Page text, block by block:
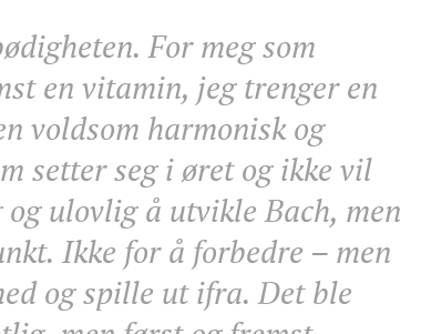
For meg som
en vitamin, jeg trenger en
voldsom harmonisk og
setter seg i øret og ikke vil
ulovlig å utvikle Bach, men
Ikke for å forbedre – men
og spille ut ifra. Det ble